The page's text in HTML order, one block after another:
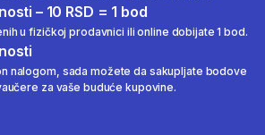
– 10 RSD = 1 bod
u fizičkoj prodavnici ili online dobijate 1 bod.
nalogom, sada možete da sakupljate bodove
za vaše buduće kupovine.